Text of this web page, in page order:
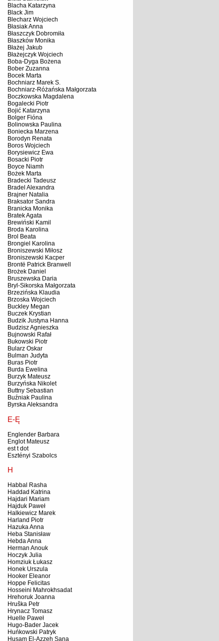
Blacha Katarzyna
Black Jim
Blecharz Wojciech
Błasiak Anna
Błaszczyk Dobromiła
Błaszków Monika
Błażej Jakub
Błażejczyk Wojciech
Boba-Dyga Bożena
Bober Zuzanna
Bocek Marta
Bochniarz Marek S.
Bochniarz-Różańska Małgorzata
Boczkowska Magdalena
Bogalecki Piotr
Bojić Katarzyna
Bolger Fióna
Bolinowska Paulina
Boniecka Marzena
Borodyn Renata
Boros Wojciech
Borysiewicz Ewa
Bosacki Piotr
Boyce Niamh
Bożek Marta
Bradecki Tadeusz
Bradel Alexandra
Brajner Natalia
Braksator Sandra
Branicka Monika
Bratek Agata
Brewiński Kamil
Broda Karolina
Brol Beata
Brongiel Karolina
Broniszewski Miłosz
Broniszewski Kacper
Brontë Patrick Branwell
Brożek Daniel
Bruszewska Daria
Bryl-Sikorska Małgorzata
Brzezińska Klaudia
Brzoska Wojciech
Buckley Megan
Buczek Krystian
Budzik Justyna Hanna
Budzisz Agnieszka
Bujnowski Rafał
Bukowski Piotr
Bularz Oskar
Bulman Judyta
Buras Piotr
Burda Ewelina
Burzyk Mateusz
Burzyńska Nikolet
Buttny Sebastian
Buźniak Paulina
Byrska Aleksandra
E-Ę
Englender Barbara
Englot Mateusz
est t dot
Esztényi Szabolcs
H
Habbal Rasha
Haddad Katrina
Hajdari Mariam
Hajduk Paweł
Halkiewicz Marek
Harland Piotr
Hazuka Anna
Heba Stanisław
Hebda Anna
Herman Anouk
Hoczyk Julia
Homziuk Łukasz
Honek Urszula
Hooker Eleanor
Hoppe Felicitas
Hosseini Mahrokhsadat
Hrehoruk Joanna
Hruška Petr
Hrynacz Tomasz
Huelle Paweł
Hugo-Bader Jacek
Huńkowski Patryk
Husam El-Azzeh Sana